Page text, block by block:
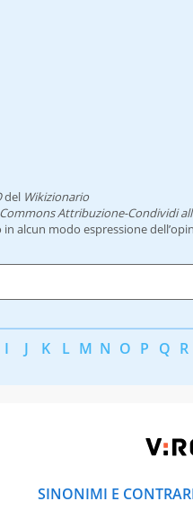
del Wikizionario
Attribuzione-Condividi
alcun modo espressione
I J K L M N O P Q R
SINONIMI E